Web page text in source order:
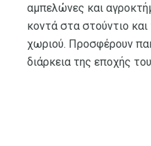
αμπελώνες και
κοντά στα στούντιο και
χωριού. Προσφέρουν
διάρκεια της εποχής